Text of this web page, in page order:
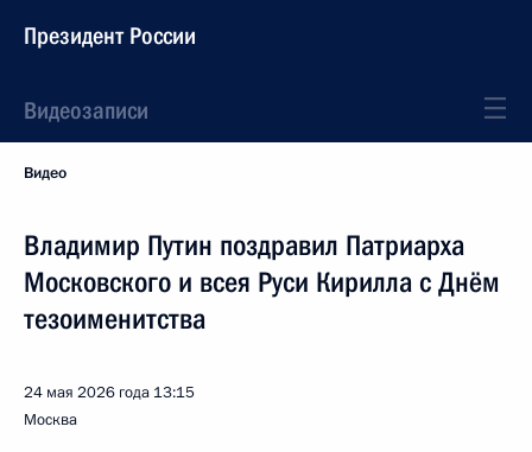
Президент России
Видеозаписи
Видео
Владимир Путин поздравил Патриарха
Московского и всея Руси Кирилла с Днём
тезоименитства
24 мая 2026 года 13:15
Москва